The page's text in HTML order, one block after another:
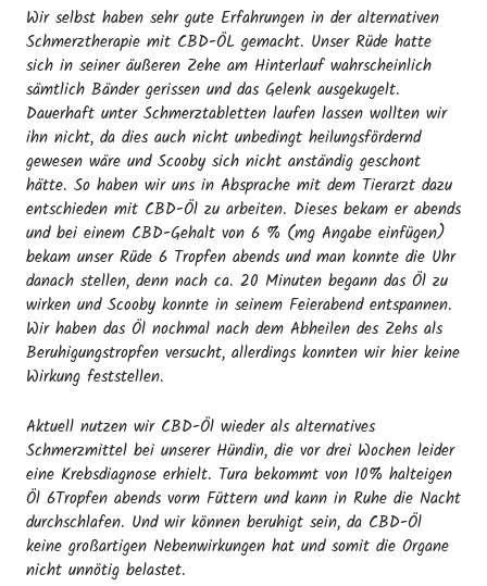
Wir selbst haben sehr gute Erfahrungen in der alternativen
Schmerztherapie mit CBD-ÖL gemacht. Unser Rüde hatte
sich in seiner äußeren Zehe am Hinterlauf wahrscheinlich
sämtlich Bänder gerissen und das Gelenk ausgekugelt.
Dauerhaft unter Schmerztabletten laufen lassen wollten wir
ihn nicht, da dies auch nicht unbedingt heilungsfördernd
gewesen wäre und Scooby sich nicht anständig geschont
hätte. So haben wir uns in Absprache mit dem Tierarzt dazu
entschieden mit CBD-Öl zu arbeiten. Dieses bekam er abends
und bei einem CBD-Gehalt von 6 % (mg Angabe einfügen)
bekam unser Rüde 6 Tropfen abends und man konnte die Uhr
danach stellen, denn nach ca. 20 Minuten begann das Öl zu
wirken und Scooby konnte in seinem Feierabend entspannen.
Wir haben das Öl nochmal nach dem Abheilen des Zehs als
Beruhigungstropfen versucht, allerdings konnten wir hier keine
Wirkung feststellen.
Aktuell nutzen wir CBD-Öl wieder als alternatives
Schmerzmittel bei unserer Hündin, die vor drei Wochen leider
eine Krebsdiagnose erhielt. Tura bekommt von 10% halteigen
Öl 6Tropfen abends vorm Füttern und kann in Ruhe die Nacht
durchschlafen. Und wir können beruhigt sein, da CBD-Öl
keine großartigen Nebenwirkungen hat und somit die Organe
nicht unnötig belastet.